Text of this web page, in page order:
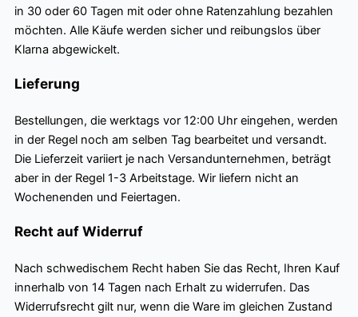
in 30 oder 60 Tagen mit oder ohne Ratenzahlung bezahlen
möchten. Alle Käufe werden sicher und reibungslos über
Klarna abgewickelt.
Lieferung
Bestellungen, die werktags vor 12:00 Uhr eingehen, werden
in der Regel noch am selben Tag bearbeitet und versandt.
Die Lieferzeit variiert je nach Versandunternehmen, beträgt
aber in der Regel 1-3 Arbeitstage. Wir liefern nicht an
Wochenenden und Feiertagen.
Recht auf Widerruf
Nach schwedischem Recht haben Sie das Recht, Ihren Kauf
innerhalb von 14 Tagen nach Erhalt zu widerrufen. Das
Widerrufsrecht gilt nur, wenn die Ware im gleichen Zustand